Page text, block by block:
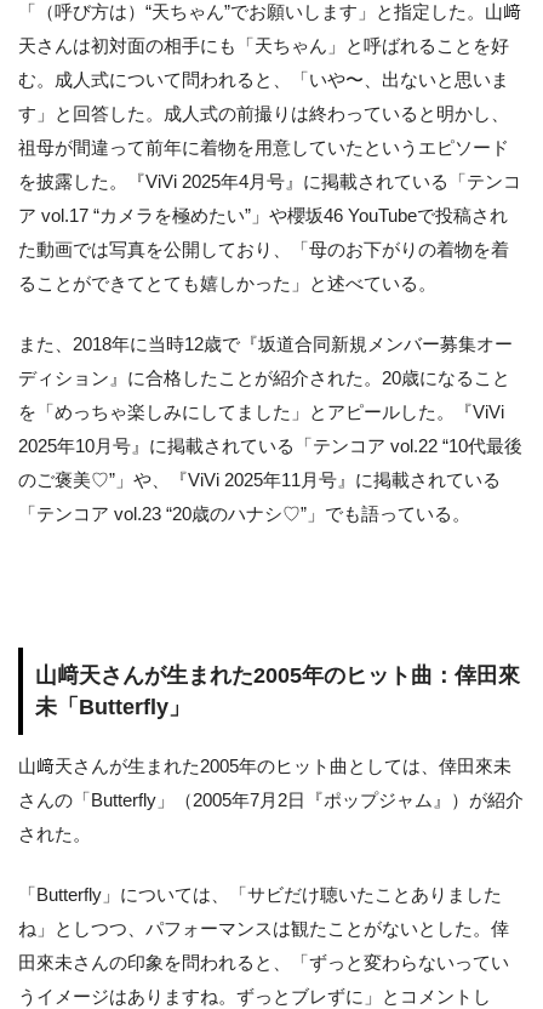
「（呼び方は）“天ちゃん”でお願いします」と指定した。山﨑
天さんは初対面の相手にも「天ちゃん」と呼ばれることを好
む。成人式について問われると、「いや〜、出ないと思いま
す」と回答した。成人式の前撮りは終わっていると明かし、
祖母が間違って前年に着物を用意していたというエピソード
を披露した。『ViVi 2025年4月号』に掲載されている「テンコ
ア vol.17 “カメラを極めたい”」や櫻坂46 YouTubeで投稿され
た動画では写真を公開しており、「母のお下がりの着物を着
ることができてとても嬉しかった」と述べている。
また、2018年に当時12歳で『坂道合同新規メンバー募集オー
ディション』に合格したことが紹介された。20歳になること
を「めっちゃ楽しみにしてました」とアピールした。『ViVi
2025年10月号』に掲載されている「テンコア vol.22 “10代最後
のご褒美♡”」や、『ViVi 2025年11月号』に掲載されている
「テンコア vol.23 “20歳のハナシ♡”」でも語っている。
山﨑天さんが生まれた2005年のヒット曲：倖田來
未「Butterfly」
山﨑天さんが生まれた2005年のヒット曲としては、倖田來未
さんの「Butterfly」（2005年7月2日『ポップジャム』）が紹介
された。
「Butterfly」については、「サビだけ聴いたことありました
ね」としつつ、パフォーマンスは観たことがないとした。倖
田來未さんの印象を問われると、「ずっと変わらないってい
うイメージはありますね。ずっとブレずに」とコメントし